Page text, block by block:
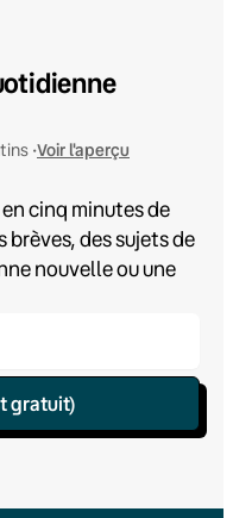
•Voir l'aperçu
cinq minutes de
brèves, des sujets de
nouvelle ou une
gratuit)